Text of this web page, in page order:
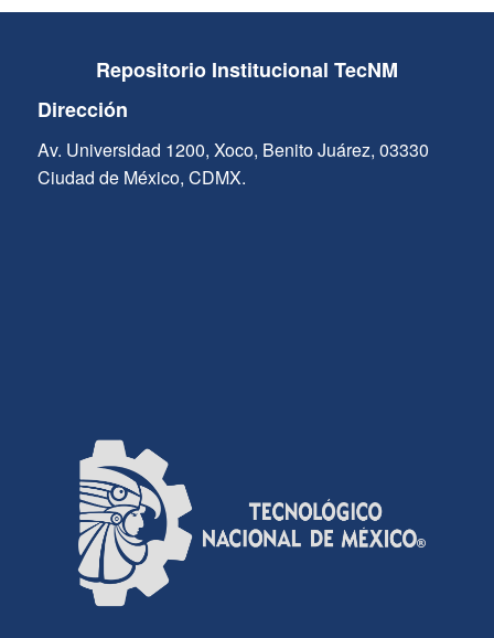
Repositorio Institucional TecNM
Dirección
Av. Universidad 1200, Xoco, Benito Juárez, 03330
Ciudad de México, CDMX.